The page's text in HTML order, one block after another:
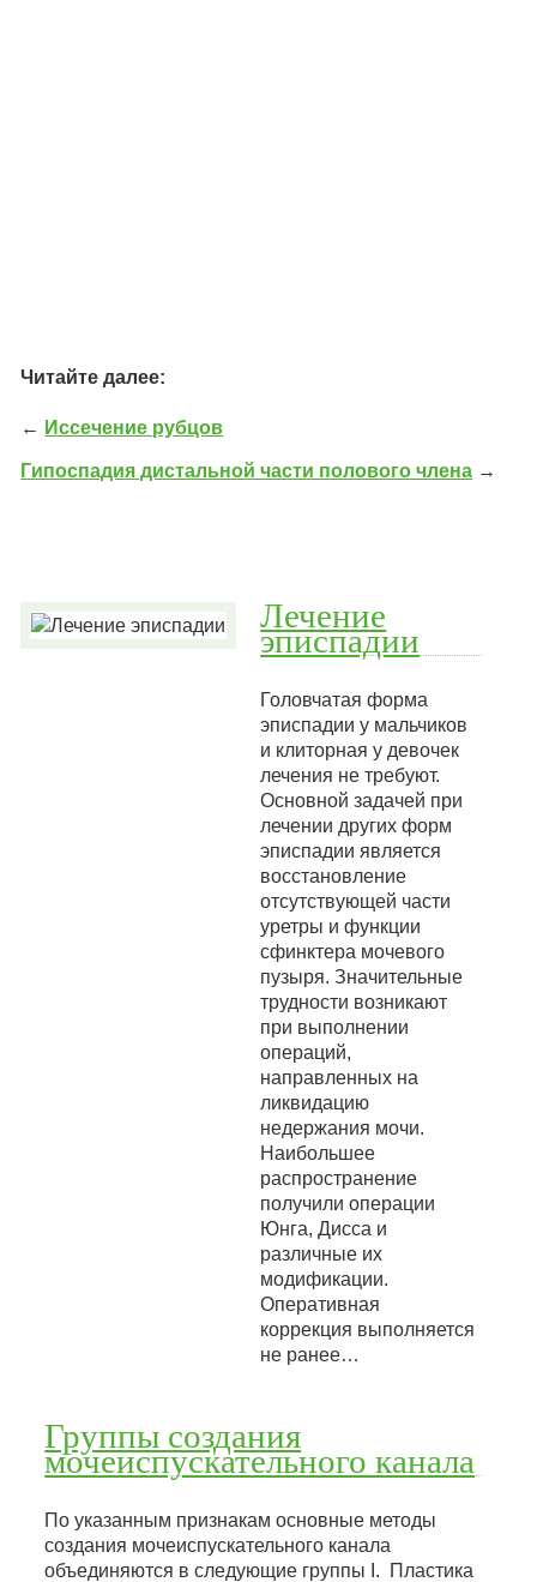
Читайте далее:
← Иссечение рубцов
Гипоспадия дистальной части полового члена →
Лечение
эписпадии
Головчатая форма
эписпадии у мальчиков
и клиторная у девочек
лечения не требуют.
Основной задачей при
лечении других форм
эписпадии является
восстановление
отсутствующей части
уретры и функции
сфинктера мочевого
пузыря. Значительные
трудности возникают
при выполнении
операций,
направленных на
ликвидацию
недержания мочи.
Наибольшее
распространение
получили операции
Юнга, Дисса и
различные их
модификации.
Оперативная
коррекция выполняется
не ранее…
Группы создания
мочеиспускательного канала
По указанным признакам основные методы
создания мочеиспускательного канала
объединяются в следующие группы I. Пластика